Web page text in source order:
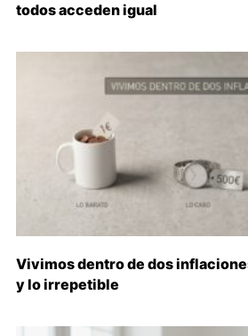
todos acceden igual
Vivimos dentro de dos
y lo irrepetible